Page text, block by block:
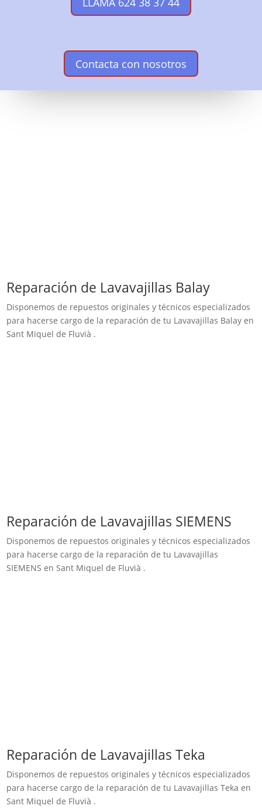
Contacta con nosotros
Reparación de Lavavajillas Balay
Disponemos de repuestos originales y técnicos especializados
para hacerse cargo de la reparación de tu Lavavajillas Balay en
Sant Miquel de Fluvià .
Reparación de Lavavajillas SIEMENS
Disponemos de repuestos originales y técnicos especializados
para hacerse cargo de la reparación de tu Lavavajillas
SIEMENS en Sant Miquel de Fluvià .
Reparación de Lavavajillas Teka
Disponemos de repuestos originales y técnicos especializados
para hacerse cargo de la reparación de tu Lavavajillas Teka en
Sant Miquel de Fluvià .